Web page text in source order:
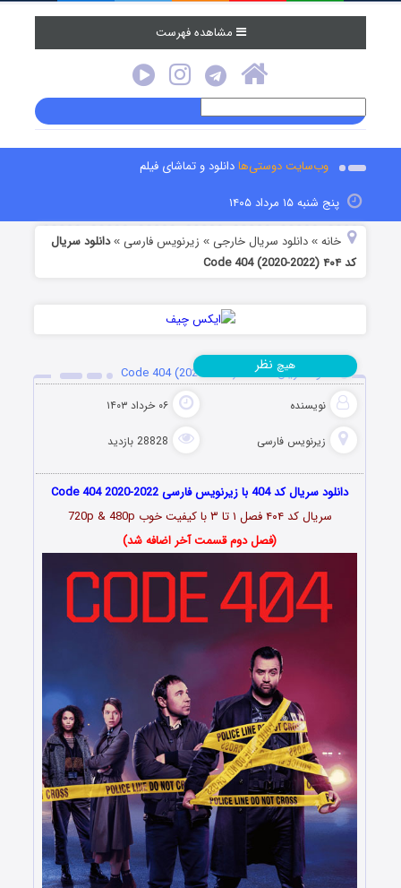
مشاهده فهرست
وب‌سایت دوستی‌هادانلود و تماشای فیلم
پنج شنبه ۱۵ مرداد ۱۴۰۵
خانه »دانلود سریال خارجی » زیرنویس فارسی »دانلود سریال
کد ۴۰۴ Code 404 (2020-2022)
دانلود سریال کد ۴۰۴ Code 404 (2020-2022)
نویسنده ۰۶ خرداد ۱۴۰۳
زیرنویس فارسی 28828 بازدید
هیچ نظر
دانلود سریال کد 404 با زیرنویس فارسی Code 404 2020-2022
سریال کد ۴۰۴ فصل ۱ تا ۳
با کیفیت خوب 720p & 480p
(فصل دوم قسمت آخر اضافه شد)